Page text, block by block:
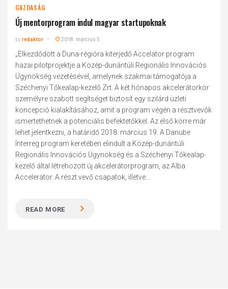
GAZDASÁG
Új mentorprogram indul magyar startupoknak
byredaktor 2018. március 5.
„Elkezdődött a Duna-régióra kiterjedő Accelator program
hazai pilotprojektje a Közép-dunántúli Regionális Innovációs
Ügynökség vezetésével, amelynek szakmai támogatója a
Széchenyi Tőkealap-kezelő Zrt. A két hónapos akcelerátorkör
személyre szabott segítséget biztosít egy szilárd üzleti
koncepció kialakításához, amit a program végén a résztvevők
ismertethetnek a potenciális befektetőkkel. Az első körre már
lehet jelentkezni, a határidő 2018. március 19. A Danube
Interreg program keretében elindult a Közép-dunántúli
Regionális Innovációs Ügynökség és a Széchenyi Tőkealap-
kezelő által létrehozott új akcelerátorprogram, az Alba
Accelerator. A részt vevő csapatok, illetve...
READ MORE